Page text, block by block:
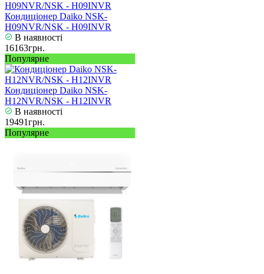
Кондиціонер Daiko NSK-
H09NVR/NSK - H09INVR
В наявності
16163грн.
Популярне
Кондиціонер Daiko NSK-
H12NVR/NSK - H12INVR
В наявності
19491грн.
Популярне